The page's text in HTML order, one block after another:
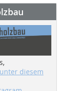
unter diesem